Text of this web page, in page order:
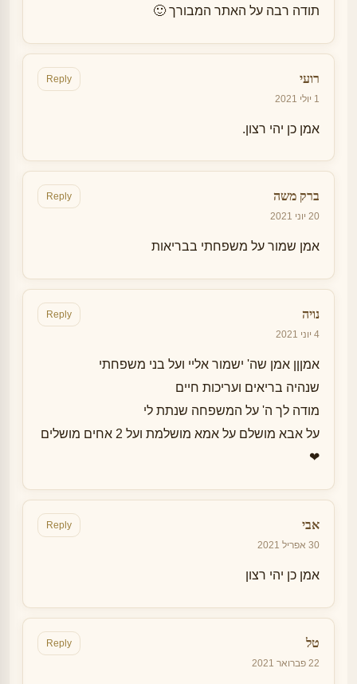
תודה רבה על האתר המבורך 🙂
רועי
1 יולי 2021
Reply
אמן כן יהי רצון.
ברק משה
20 יוני 2021
Reply
אמן שמור על משפחתי בבריאות
נויה
4 יוני 2021
Reply
אמןןן אמן שה' ישמור אליי ועל בני משפחתי
שנהיה בריאים ועריכות חיים
מודה לך ה' על המשפחה שנתת לי
על אבא מושלם על אמא מושלמת ועל 2 אחים מושלים
❤
אבי
30 אפריל 2021
Reply
אמן כן יהי רצון
טל
22 פברואר 2021
Reply